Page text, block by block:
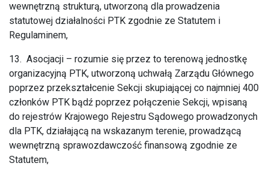
wewnętrzną strukturą, utworzoną dla prowadzenia
statutowej działalności PTK zgodnie ze Statutem i
Regulaminem,
13. Asocjacji – rozumie się przez to terenową jednostkę
organizacyjną PTK, utworzoną uchwałą Zarządu Głównego
poprzez przekształcenie Sekcji skupiającej co najmniej 400
członków PTK bądź poprzez połączenie Sekcji, wpisaną
do rejestrów Krajowego Rejestru Sądowego prowadzonych
dla PTK, działającą na wskazanym terenie, prowadzącą
wewnętrzną sprawozdawczość finansową zgodnie ze
Statutem,